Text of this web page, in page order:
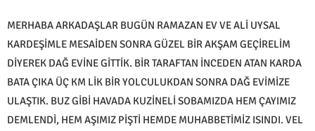
MERHABA ARKADAŞLAR BUGÜN RAMAZAN EV VE ALİ UYSAL
KARDEŞİMLE MESAİDEN SONRA GÜZEL BİR AKŞAM GEÇİRELİM
DİYEREK DAĞ EVİNE GİTTİK. BİR TARAFTAN İNCEDEN ATAN KARDA
BATA ÇIKA ÜÇ KM LİK BİR YOLCULUKDAN SONRA DAĞ EVİMİZE
ULAŞTIK. BUZ GİBİ HAVADA KUZİNELİ SOBAMIZDA HEM ÇAYIMIZ
DEMLENDİ, HEM AŞIMIZ PİŞTİ HEMDE MUHABBETİMİZ ISINDI. VEL